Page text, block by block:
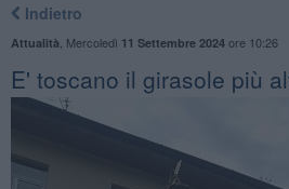
Indietro
Attualità Mercoledì 11 Settembre 2024ore 10:26
E' toscano il girasole più